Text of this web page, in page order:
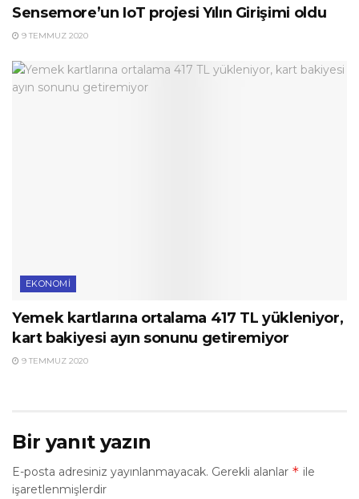
Sensemore’un IoT projesi Yılın Girişimi oldu
9 TEMMUZ 2020
EKONOMI
Yemek kartlarına ortalama 417 TL yükleniyor,
kart bakiyesi ayın sonunu getiremiyor
9 TEMMUZ 2020
Bir yanıt yazın
E-posta adresiniz yayınlanmayacak. Gerekli alanlar * ile
işaretlenmişlerdir